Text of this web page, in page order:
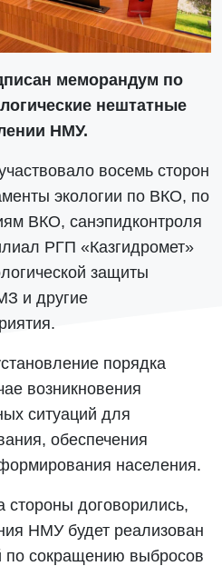
меморандум по
нештатные
НМУ.
восемь сторон
экологии по ВКО, по
ВКО, санэпидконтроля
РГП «Казгидромет»
защиты
и другие
порядка
возникновения
ситуаций для
обеспечения
населения.
договорились,
НМУ будет реализован
по сокращению выбросов